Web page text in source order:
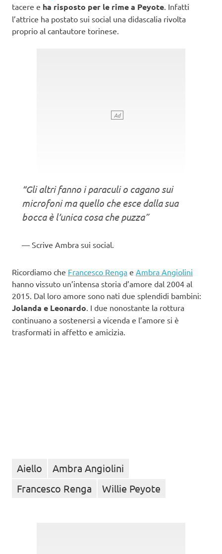
tacere e ha risposto per le rime a Peyote . Infatti
l’attrice ha postato sui social una didascalia rivolta
proprio al cantautore torinese.
“Gli altri fanno i paraculi o cagano sui
microfoni ma quello che esce dalla sua
bocca è l’unica cosa che puzza”
Scrive Ambra sui social.
Ricordiamo che Francesco Renga e Ambra Angiolini
hanno vissuto un’intensa storia d’amore dal 2004 al
2015. Dal loro amore sono nati due splendidi bambini:
Jolanda e Leonardo . I due nonostante la rottura
continuano a sostenersi a vicenda e l’amore si è
trasformati in affetto e amicizia.
Aiello
Ambra Angiolini
Francesco Renga
Willie Peyote